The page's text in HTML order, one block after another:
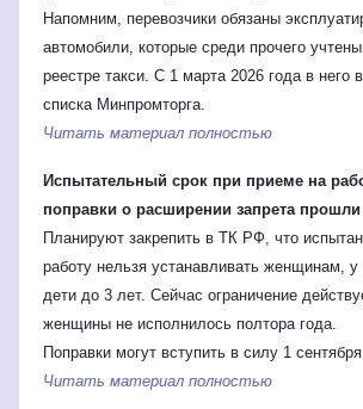
Напомним, перевозчики обязаны
автомобили, которые среди прочего
реестре такси. С 1 марта 2026 года в него
списка Минпромторга.
Читать материал полностью
Испытательный срок при приеме на
поправки о расширении запрета прошли
Планируют закрепить в ТК РФ, что
работу нельзя устанавливать женщинам, у
дети до 3 лет. Сейчас ограничение
женщины не исполнилось полтора года.
Поправки могут вступить в силу 1
Читать материал полностью